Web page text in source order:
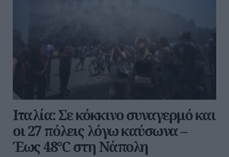
Ιταλία: Σε κόκκινο συναγερμό και
οι 27 πόλεις λόγω καύσωνα –
Έως 48°C στη Νάπολη